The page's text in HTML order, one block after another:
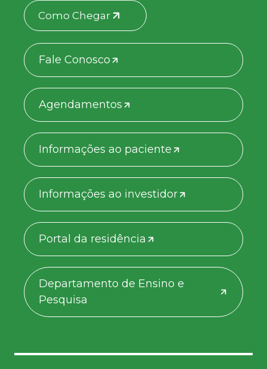
Como Chegar
Fale Conosco
Agendamentos
Informações ao paciente
Informações ao investidor
Portal da residência
Departamento de Ensino e
Pesquisa